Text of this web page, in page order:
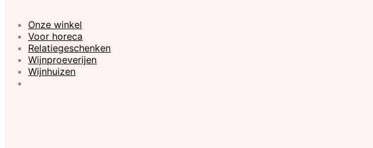
Onze winkel
Voor horeca
Relatiegeschenken
Wijnproeverijen
Wijnhuizen